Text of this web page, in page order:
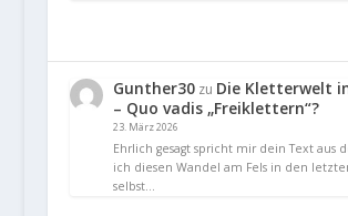
Gunther30zu Die Kletterwelt
– Quo vadis „Freiklettern“?
23. März 2026
Ehrlich gesagt spricht mir dein Text aus
ich diesen Wandel am Fels in den
selbst…